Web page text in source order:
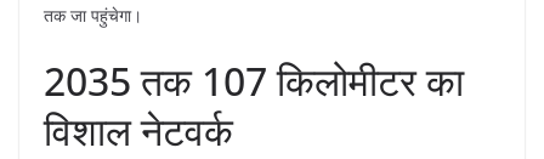
तक जा पहुंचेगा।
​2035 तक 107 किलोमीटर का
विशाल नेटवर्क